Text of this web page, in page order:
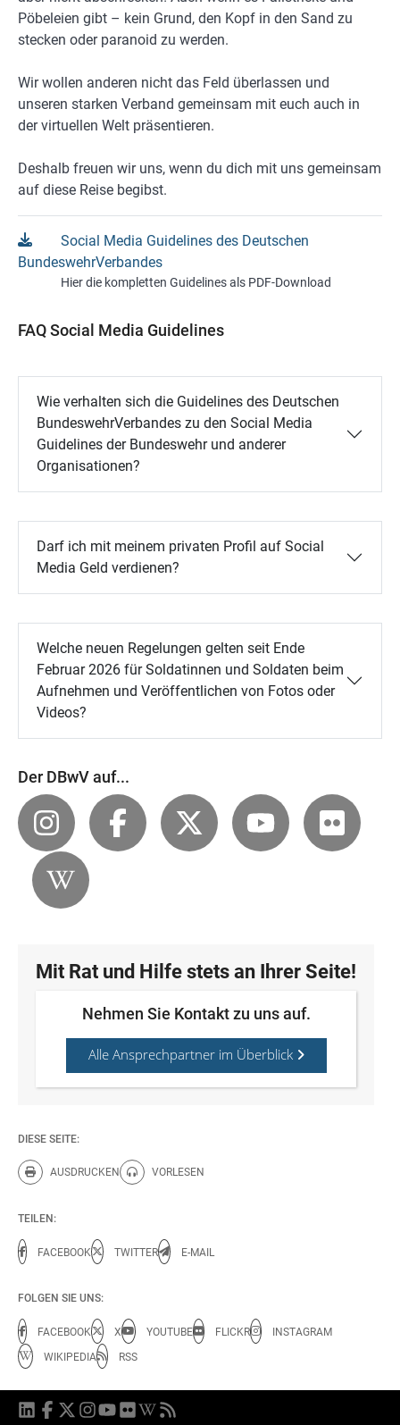
Pöbeleien gibt – kein Grund, den Kopf in den Sand zu
stecken oder paranoid zu werden.
Wir wollen anderen nicht das Feld überlassen und
unseren starken Verband gemeinsam mit euch auch in
der virtuellen Welt präsentieren.
Deshalb freuen wir uns, wenn du dich mit uns gemeinsam
auf diese Reise begibst.
Social Media Guidelines des Deutschen
BundeswehrVerbandes
Hier die kompletten Guidelines als PDF-Download
FAQ Social Media Guidelines
Wie verhalten sich die Guidelines des Deutschen
BundeswehrVerbandes zu den Social Media
Guidelines der Bundeswehr und anderer
Organisationen?
Darf ich mit meinem privaten Profil auf Social
Media Geld verdienen?
Welche neuen Regelungen gelten seit Ende
Februar 2026 für Soldatinnen und Soldaten beim
Aufnehmen und Veröffentlichen von Fotos oder
Videos?
Der DBwV auf...
Mit Rat und Hilfe stets an Ihrer Seite!
Nehmen Sie Kontakt zu uns auf.
Alle Ansprechpartner im Überblick
DIESE SEITE:
AUSDRUCKEN
Diese Seite drucken.
VORLESEN
Diese Seite vorlesen.
TEILEN:
FACEBOOK TWITTER E-MAIL
FOLGEN SIE UNS:
FACEBOOK X YOUTUBE FLICKR
INSTAGRAM
WIKIPEDIA
RSS